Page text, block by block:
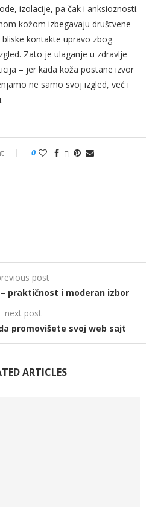
izolacije, pa čak i anksioznosti.
kožom izbegavaju društvene
kontakte upravo zbog
Zato je ulaganje u zdravlje
– jer kada koža postane izvor
ne samo svoj izgled, već i
0
post
praktičnost i moderan izbor
next post
promovišete svoj web sajt
ARTICLES